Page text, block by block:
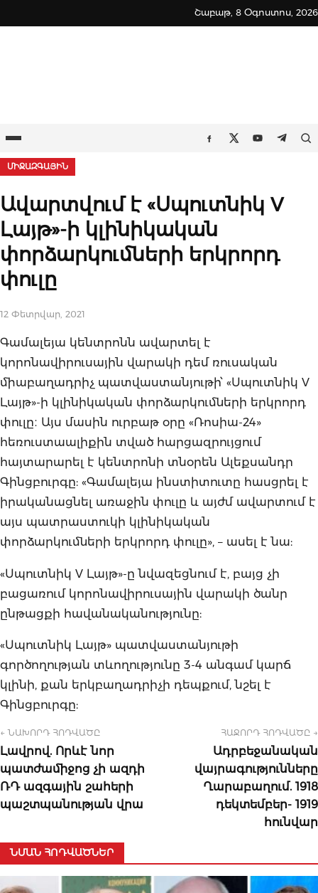
to
Շաբաթ, 8 Օգոստոս, 2026
Ընտրացանկ Facebook
TwitterYoutube
ՄԻՋԱԶԳԱՅԻՆ
Ավարտվում է «Սպուտնիկ V
Լայթ»-ի կլինիկական
փորձարկումների երկրորդ
փուլը
12 Փետրվար, 2021
Գամալեյա կենտրոնն ավարտել է
կորոնավիրուսային վարակի դեմ ռուսական
միաբաղադրիչ պատվաստանյութի՝ «Սպուտնիկ V
Լայթ»-ի կլինիկական փորձարկումների երկրորդ
փուլը։ Այս մասին ուրբաթ օրը «Ռոսիա-24»
հեռուստաալիքին տված հարցազրույցում
հայտարարել է կենտրոնի տնօրեն Ալեքսանդր
Գինցբուրգը: «Գամալեյա ինստիտուտը հասցրել է
իրականացնել առաջին փուլը և այժմ ավարտում է
այս պատրաստուկի կլինիկական
փորձարկումների երկրորդ փուլը», – ասել է նա:
«Սպուտնիկ V Լայթ»-ը նվազեցնում է, բայց չի
բացառում կորոնավիրուսային վարակի ծանր
ընթացքի հավանականությունը:
«Սպուտնիկ Լայթ» պատվաստանյութի
գործողության տևողությունը 3-4 անգամ կարճ
կլինի, քան երկբաղադրիչի դեպքում, նշել է
Գինցբուրգը:
← ՆԱԽՈՐԴ ՀՈԴՎԱԾԸ
Լավրով. Որևէ նոր
պատժամիջոց չի ազդի
ՌԴ ազգային շահերի
պաշտպանության վրա
ՀԱՋՈՐԴ ՀՈԴՎԱԾԸ →
Ադրբեջանական
վայրագությունները
Ղարաբաղում. 1918
դեկտեմբեր- 1919
հունվար
ՆՄԱՆ ՀՈԴՎԱԾՆԵՐ